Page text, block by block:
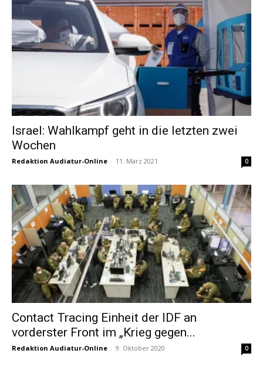
Israel: Wahlkampf geht in die letzten zwei
Wochen
Redaktion Audiatur-Online - 11. März 2021 0
Contact Tracing Einheit der IDF an
vorderster Front im „Krieg gegen...
Redaktion Audiatur-Online - 9. Oktober 2020 0